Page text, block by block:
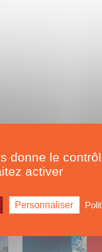
donne le
activer
Personnaliser